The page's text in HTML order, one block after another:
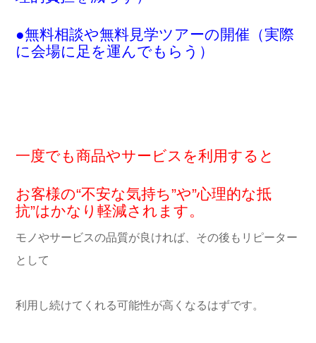
●無料相談や無料見学ツアーの開催（実際
に会場に足を運んでもらう）
一度でも商品やサービスを利用すると
お客様の“不安な気持ち”や”心理的な抵
抗”はかなり軽減されます。
モノやサービスの品質が良ければ、その後もリピーター
として
利用し続けてくれる可能性が高くなるはずです。